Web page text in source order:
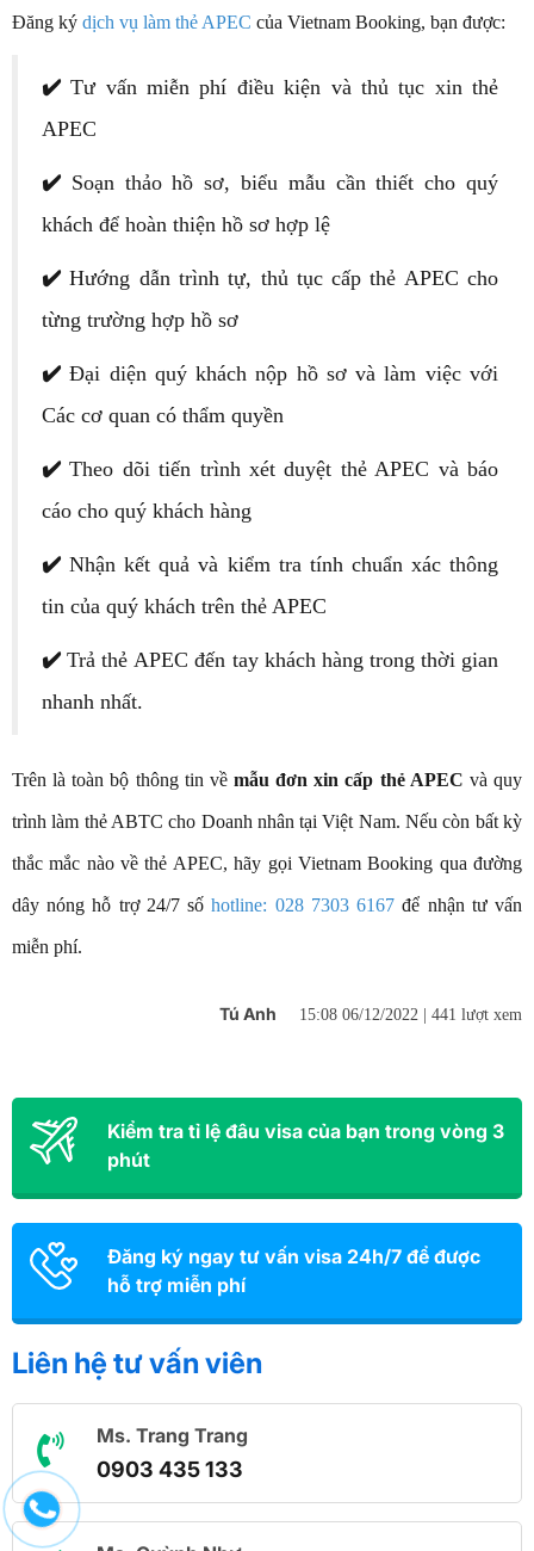
Đăng ký dịch vụ làm thẻ APEC của Vietnam Booking, bạn được:
✔️ Tư vấn miễn phí điều kiện và thủ tục xin thẻ
APEC
✔️ Soạn thảo hồ sơ, biểu mẫu cần thiết cho quý
khách để hoàn thiện hồ sơ hợp lệ
✔️Hướng dẫn trình tự, thủ tục cấp thẻ APEC cho
từng trường hợp hồ sơ
✔️ Đại diện quý khách nộp hồ sơ và làm việc với
Các cơ quan có thẩm quyền
✔️ Theo dõi tiến trình xét duyệt thẻ APEC và báo
cáo cho quý khách hàng
✔️ Nhận kết quả và kiểm tra tính chuẩn xác thông
tin của quý khách trên thẻ APEC
✔️ Trả thẻ APEC đến tay khách hàng trong thời gian
nhanh nhất.
Trên là toàn bộ thông tin về mẫu đơn xin cấp thẻ APEC và quy
trình làm thẻ ABTC cho Doanh nhân tại Việt Nam. Nếu còn bất kỳ
thắc mắc nào về thẻ APEC, hãy gọi Vietnam Booking qua đường
dây nóng hỗ trợ 24/7 sốhotline: 028 7303 6167 để nhận tư vấn
miễn phí.
Tú Anh 15:08 06/12/2022 | 441 lượt xem
Kiểm tra tỉ lệ đâu visa của bạn trong vòng 3
phút
Đăng ký ngay tư vấn visa 24h/7 để được
hỗ trợ miễn phí
Liên hệ tư vấn viên
Ms. Trang Trang
0903 435 133